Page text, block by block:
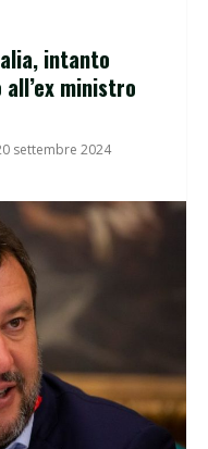
intanto
ministro
settembre 2024